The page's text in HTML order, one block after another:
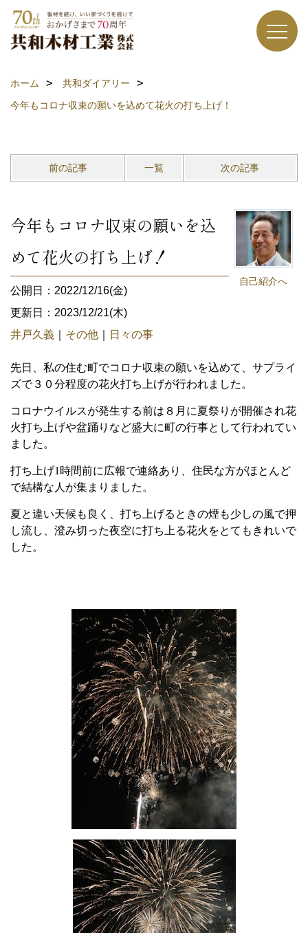
ホーム
共和ダイアリー
今年もコロナ収束の願いを込めて花火の打ち上げ！
前の記事 一覧 次の記事
自己紹介へ
今年もコロナ収束の願いを込
めて花火の打ち上げ！
公開日：2022/12/16(金)
更新日：2023/12/21(木)
井戸久義
その他 日々の事
先日、私の住む町でコロナ収束の願いを込めて、サプライ
ズで３０分程度の花火打ち上げが行われました。
コロナウイルスが発生する前は８月に夏祭りが開催され花
火打ち上げや盆踊りなど盛大に町の行事として行われてい
ました。
打ち上げ1 時間前に広報で連絡あり、住民な方がほとんど
で結構な人が集まりました。
夏と違い天候も良く、打ち上げるときの煙も少しの風で押
し流し、澄み切った夜空に打ち上る花火をとてもきれいで
した。